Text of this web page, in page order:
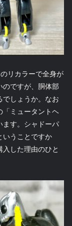
リカラーで全身が
のですが、胴体部
しょうか。なお
「ミュータントヘ
ます。シャドーパ
いうことですか
した理由のひと